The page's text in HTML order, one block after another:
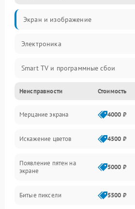
Экран и изображение
Электроника
Smart TV и программные сбои
Питание и запуск
Подсветка и LED-модули
Звук и аудиосистема
Сигнал и приём каналов
Неисправности Стоимость
Мерцание экрана 4000 ₽
Искажение цветов 4500 ₽
Появление пятен на
экране
5000 ₽
Битые пиксели 5500 ₽